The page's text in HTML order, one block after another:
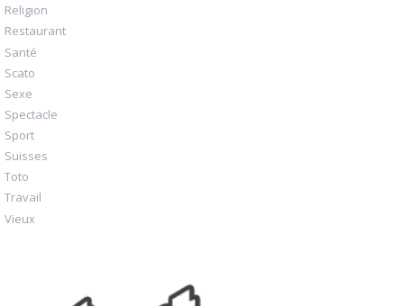
Religion
Restaurant
Santé
Scato
Sexe
Spectacle
Sport
Suisses
Toto
Travail
Vieux